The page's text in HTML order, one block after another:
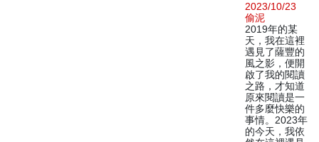
2023/10/23
偷泥
2019年的某
天，我在這裡
遇見了薩豐的
風之影，便開
啟了我的閱讀
之路，才知道
原來閱讀是一
件多麼快樂的
事情。2023年
的今天，我依